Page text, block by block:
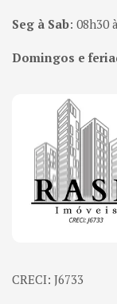
Seg à Sab: 08h30
Domingos e
Página inicial
CRECI: J6733